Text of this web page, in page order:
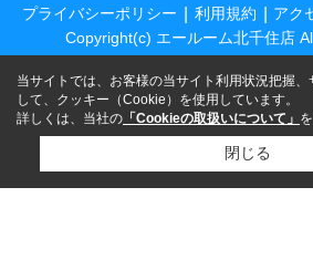
プライバシーポリシー 利用規約 アク
Copyright(c) エールーム北千住店
当サイトでは、お客様の当サイト利用状況把握、
して、クッキー（Cookie）を使用しています。
詳しくは、当社の 「Cookieの取扱いについて」
閉じる